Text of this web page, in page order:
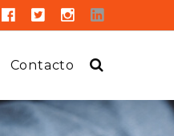
Contacto